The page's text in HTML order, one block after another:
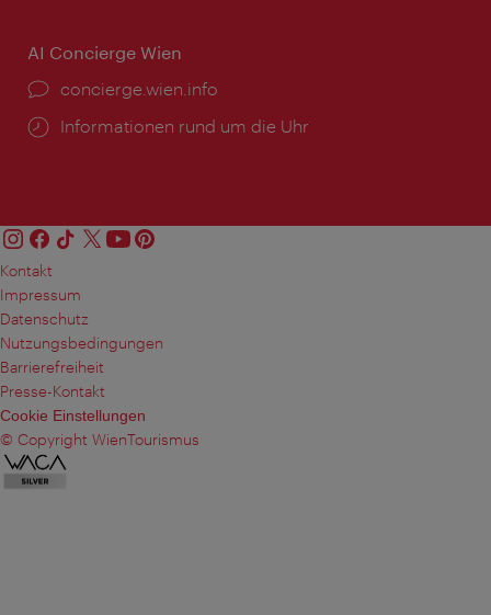
AI Concierge Wien
Ort:
concierge.wien.info
Öffnungszeiten:
Informationen rund um die Uhr
Kontakt
Impressum
Datenschutz
Nutzungsbedingungen
Barrierefreiheit
Presse-Kontakt
Cookie Einstellungen
© Copyright WienTourismus